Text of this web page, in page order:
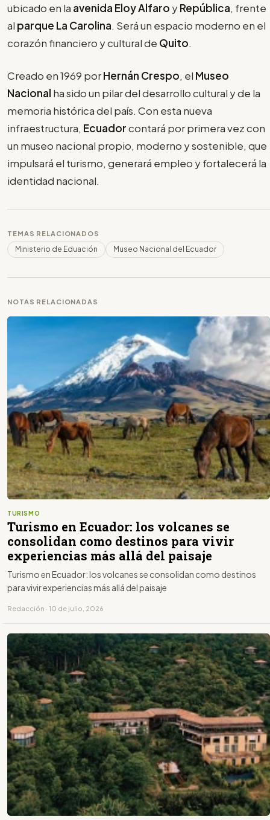
ubicado en la avenida Eloy Alfaro yRepública, frente
al parque La Carolina. Será un espacio moderno en el
corazón financiero y cultural de Quito.
Creado en 1969 porHernán Crespo, el Museo
Nacional ha sido un pilar del desarrollo cultural y de la
memoria histórica del país. Con esta nueva
infraestructura, Ecuadorcontará por primera vez con
un museo nacional propio, moderno y sostenible, que
impulsará el turismo, generará empleo y fortalecerá la
identidad nacional.
TEMAS RELACIONADOS
Ministerio de Eduación Museo Nacional del Ecuador
NOTAS RELACIONADAS
TURISMO
Turismo en Ecuador: los volcanes se
consolidan como destinos para vivir
experiencias más allá del paisaje
Turismo en Ecuador: los volcanes se consolidan como destinos
para vivir experiencias más allá del paisaje
Redacción · 10 de julio, 2026